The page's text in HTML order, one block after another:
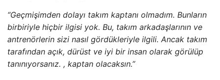
“Geçmişimden dolayı takım kaptanı olmadım. Bunların
birbiriyle hiçbir ilgisi yok. Bu, takım arkadaşlarının ve
antrenörlerin sizi nasıl gördükleriyle ilgili. Ancak takım
tarafından açık, dürüst ve iyi bir insan olarak görülüp
tanınıyorsanız. , kaptan olacaksın.”